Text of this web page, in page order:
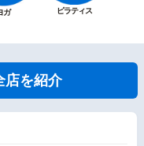
ガ ピラティス
店を紹介